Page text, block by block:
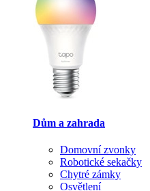
Dům a zahrada
Domovní zvonky
Robotické sekačky
Chytré zámky
Osvětlení